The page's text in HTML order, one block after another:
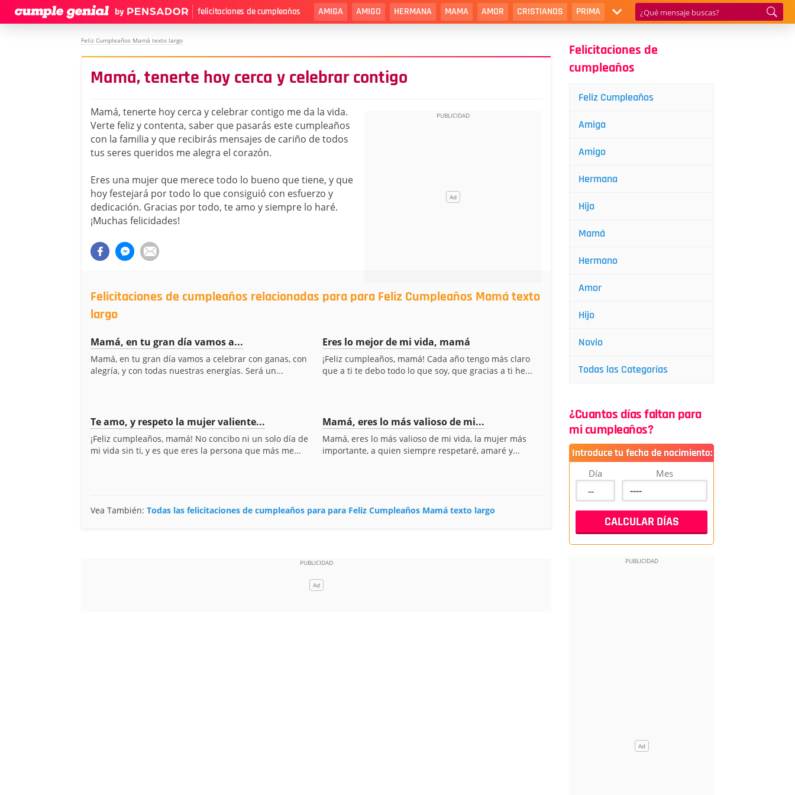
felicitaciones de cumpleaños AMIGA AMIGO HERMANA MAMA AMOR CRISTIANOS PRIMA
Feliz Cumpleaños Mamá texto largo
Mamá, tenerte hoy cerca y celebrar contigo
Mamá, tenerte hoy cerca y celebrar contigo me da la vida.
Verte feliz y contenta, saber que pasarás este cumpleaños
con la familia y que recibirás mensajes de cariño de todos
tus seres queridos me alegra el corazón.
Eres una mujer que merece todo lo bueno que tiene, y que
hoy festejará por todo lo que consiguió con esfuerzo y
dedicación. Gracias por todo, te amo y siempre lo haré.
¡Muchas felicidades!
Felicitaciones de cumpleaños relacionadas para para Feliz Cumpleaños Mamá texto
largo
Mamá, en tu gran día vamos a...
Mamá, en tu gran día vamos a celebrar con ganas, con
alegría, y con todas nuestras energías. Será un...
Eres lo mejor de mi vida, mamá
¡Feliz cumpleaños, mamá! Cada año tengo más claro
que a ti te debo todo lo que soy, que gracias a ti he...
Te amo, y respeto la mujer valiente...
¡Feliz cumpleaños, mamá! No concibo ni un solo día de
mi vida sin ti, y es que eres la persona que más me...
Mamá, eres lo más valioso de mi...
Mamá, eres lo más valioso de mi vida, la mujer más
importante, a quien siempre respetaré, amaré y...
Vea También: Todas las felicitaciones de cumpleaños para para Feliz Cumpleaños Mamá texto largo
Felicitaciones de
cumpleaños
Feliz Cumpleaños
Amiga
Amigo
Hermana
Hija
Mamá
Hermano
Amor
Hijo
Novio
Todas las Categorías
¿Cuantos días faltan para
mi cumpleaños?
Introduce tu fecha de nacimiento:
Día Mes